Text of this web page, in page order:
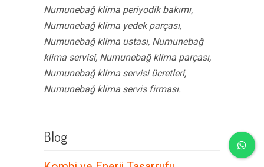
Numunebağ klima periyodik bakımı,
Numunebağ klima yedek parçası,
Numunebağ klima ustası, Numunebağ
klima servisi, Numunebağ klima parçası,
Numunebağ klima servisi ücretleri,
Numunebağ klima servis firması.
Blog